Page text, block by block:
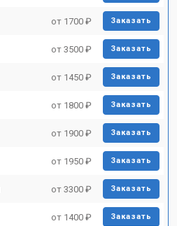
от 1700 ₽ Заказать
от 3500 ₽ Заказать
от 1450 ₽ Заказать
от 1800 ₽ Заказать
от 1900 ₽ Заказать
от 1950 ₽ Заказать
от 3300 ₽ Заказать
от 1400 ₽ Заказать